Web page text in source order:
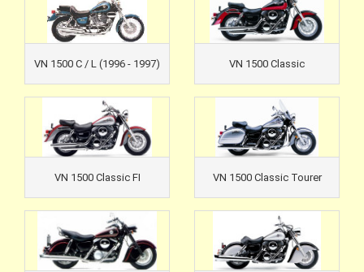
VN 1500 C / L (1996 - 1997) VN 1500 Classic
VN 1500 Classic FI VN 1500 Classic Tourer